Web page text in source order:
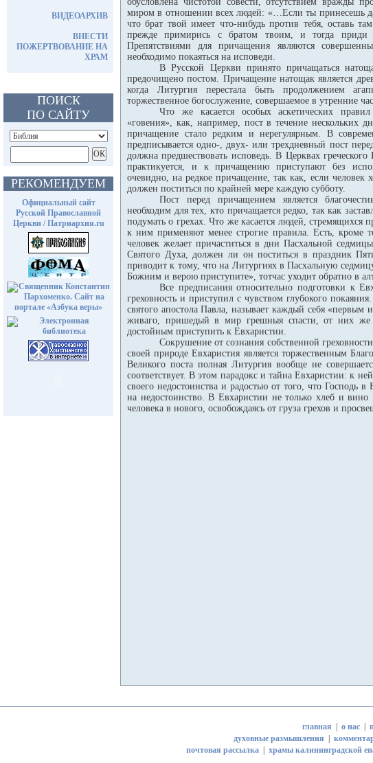
ВИДЕОАРХИВ
ВНЕСТИ
ПОЖЕРТВОВАНИЕ НА
ХРАМ
ПОИСК
ПО САЙТУ
РЕКОМЕНДУЕМ
Официальный сайт
Русской Православной
Церкви / Патриархия.ru
миром в отношении всех людей: «…Если ты принесешь
что брат твой имеет что-нибудь против тебя, оставь
прежде примирись с братом твоим, и тогда
Препятствиями для причащения являются
необходимо покаяться на исповеди.
В Русской Церкви принято причащаться
предочищено постом. Причащение натощак является
когда Литургия перестала быть продолжением
торжественное богослужение, совершаемое в утренние
Что же касается особых аскетических
«говения», как, например, пост в течение нескольких
причащение стало редким и нерегулярным. В
предписывается одно-, двух- или трехдневный пост
должна предшествовать исповедь. В Церквах
практикуется, и к причащению приступают без
очевидно, на редкое причащение, так как, если человек
должен поститься по крайней мере каждую субботу.
Пост перед причащением является
необходим для тех, кто причащается редко, так как
подумать о грехах. Что же касается людей, стремящихся
к ним применяют менее строгие правила. Есть, кроме
человек желает причаститься в дни Пасхальной
Святого Духа, должен ли он поститься в праздник
приводит к тому, что на Литургиях в Пасхальную
Божиим и верою приступите», тотчас уходит обратно в
Все предписания относительно подготовки к
греховность и приступил с чувством глубокого
святого апостола Павла, называет каждый себя
живаго, пришедый в мир грешныя спасти, от них же
достойным приступить к Евхаристии.
Сокрушение от сознания собственной
своей природе Евхаристия является торжественным
Великого поста полная Литургия вообще не
соответствует. В этом парадокс и тайна Евхаристии: к
своего недостоинства и радостью от того, что Господь
на недостоинство. В Евхаристии не только хлеб и
человека в нового, освобождаясь от груза грехов и
главная о нас|
духовные размышления
почтовая рассылка| храмы калининградской